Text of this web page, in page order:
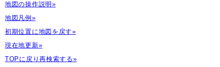
地図の操作説明»
地図凡例»
初期位置に地図を戻す»
現在地更新»
TOPに戻り再検索する»